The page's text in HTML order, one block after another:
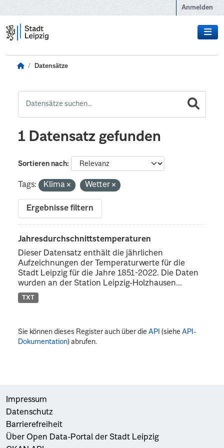
Anmelden
Datensätze
1 Datensatz gefunden
Sortieren nach
Tags: Klima Wetter
Ergebnisse filtern
Jahresdurchschnittstemperaturen
Dieser Datensatz enthält die jährlichen
Aufzeichnungen der Temperaturwerte für die
Stadt Leipzig für die Jahre 1851-2022. Die Daten
wurden an der Station Leipzig-Holzhausen...
TXT
Sie können dieses Register auch über dieAPI (sieheAPI-
Dokumentation) abrufen.
Impressum
Datenschutz
Barrierefreiheit
Über Open Data-Portal der Stadt Leipzig